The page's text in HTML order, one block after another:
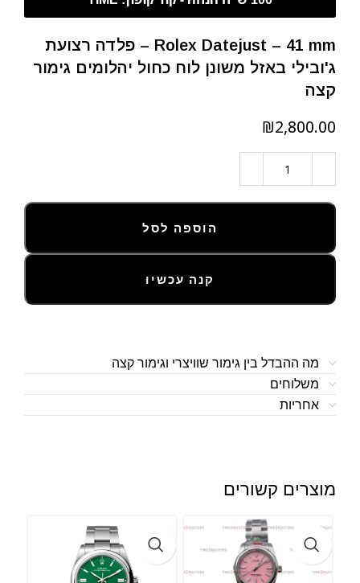
Rolex Datejust – 41 mm – פלדה רצועת
ג'ובילי באזל משונן לוח כחול יהלומים גימור
קצה
₪
הוספה לסל
קנה עכשיו
מה ההבדל בין גימור שוויצרי וגימור קצה
משלוחים
אחריות
מוצרים קשורים